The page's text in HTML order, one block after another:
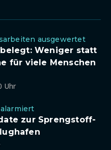
ausgewertet
Weniger statt
für viele Menschen
Uhr
zur Sprengstoff-